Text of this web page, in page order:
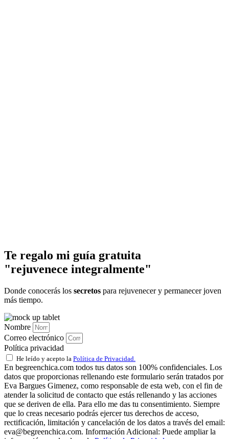
Te regalo mi guía gratuita
"rejuvenece integralmente"
Donde conocerás los secretos para rejuvenecer y permanecer joven
más tiempo.
Nombre
Correo electrónico
Política privacidad
He leído y acepto la Política de Privacidad.
En begreenchica.com todos tus datos son 100% confidenciales. Los
datos que proporcionas rellenando este formulario serán tratados por
Eva Bargues Gimenez, como responsable de esta web, con el fin de
atender la solicitud de contacto que estás rellenando y las acciones
que se deriven de ella. Para ello me das tu consentimiento. Siempre
que lo creas necesario podrás ejercer tus derechos de acceso,
rectificación, limitación y cancelación de los datos a través del email:
eva@begreenchica.com. Información Adicional: Puede ampliar la